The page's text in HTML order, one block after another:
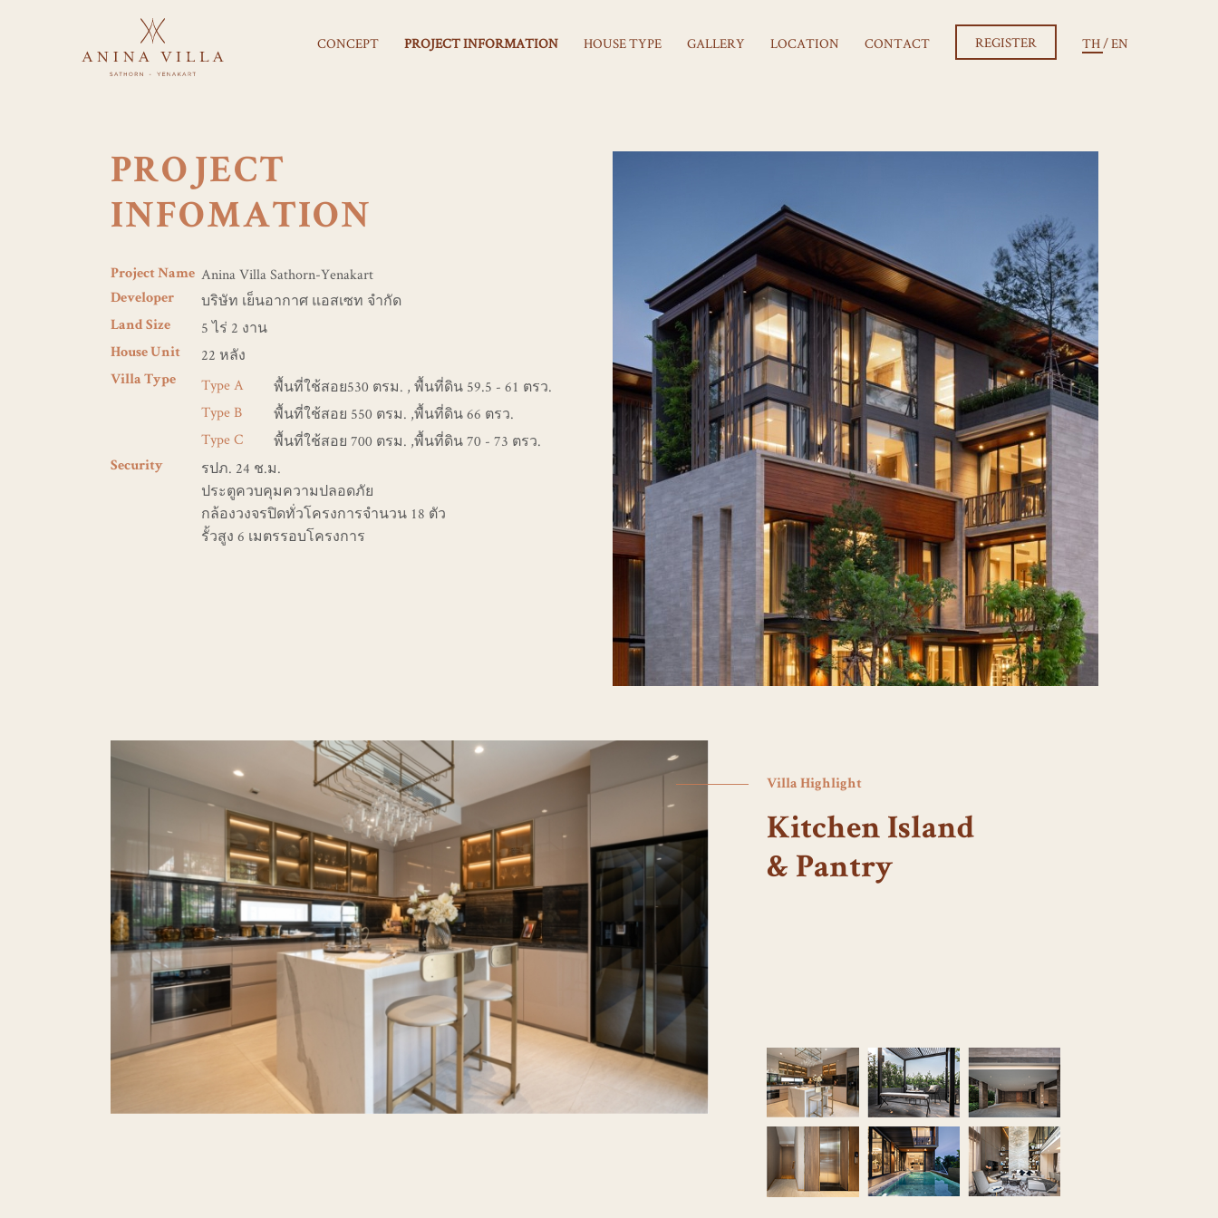
CONCEPT PROJECT INFORMATION HOUSE TYPE GALLERY LOCATION CONTACT REGISTER TH/EN
PROJECT
INFOMATION
Project Name Anina Villa Sathorn-Yenakart
Developer บริษัท เย็นอากาศ แอสเซท จำกัด
Land Size 5 ไร่ 2 งาน
House Unit 22 หลัง
Villa Type Type A
พื้นที่ใช้สอย530 ตรม. , พื้นที่ดิน 59.5 - 61 ตรว.
Type B
พื้นที่ใช้สอย 550 ตรม. ,พื้นที่ดิน 66 ตรว.
Type C
พื้นที่ใช้สอย 700 ตรม. ,พื้นที่ดิน 70 - 73 ตรว.
Security
รปภ. 24 ช.ม.
ประตูควบคุมความปลอดภัย
กล้องวงจรปิดทั่วโครงการจำนวน 18 ตัว
รั้วสูง 6 เมตรรอบโครงการ
Villa Highlight
Kitchen Island
& Pantry